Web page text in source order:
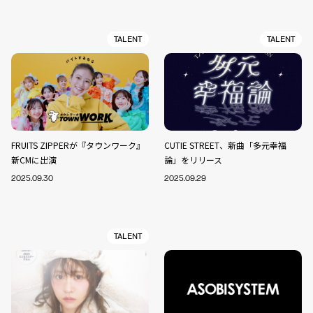
TALENT
FRUITS ZIPPERが『タウンワーク』
新CMに出演
2025.09.30
TALENT
CUTIE STREET、新曲「多元幸福
論」をリリース
2025.09.29
TALENT